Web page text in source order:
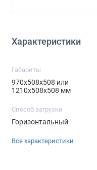
Характеристики
Габариты
970x508x508 или
1210x508x508 мм
Способ загрузки
Горизонтальный
Все характеристики